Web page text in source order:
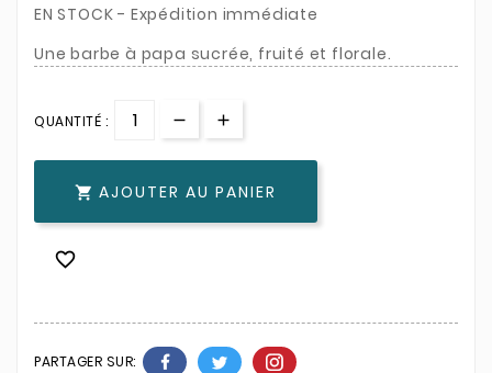
EN STOCK - Expédition immédiate
Une barbe à papa sucrée, fruité et florale.
QUANTITÉ :
 AJOUTER AU PANIER

PARTAGER SUR: